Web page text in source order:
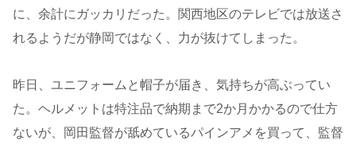
に、余計にガッカリだった。関西地区のテレビでは放送さ
れるようだが静岡ではなく、力が抜けてしまった。
昨日、ユニフォームと帽子が届き、気持ちが高ぶってい
た。ヘルメットは特注品で納期まで2か月かかるので仕方
ないが、岡田監督が舐めているパインアメを買って、監督